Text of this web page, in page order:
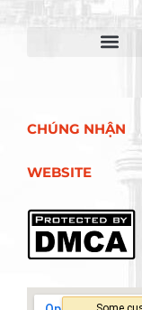
CHÚNG NHẬN
WEBSITE